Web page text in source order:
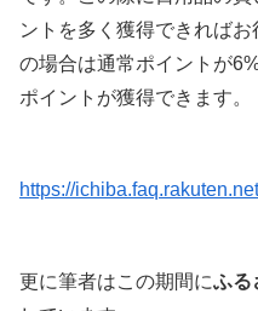
の場合は通常ポイントが
ポイントが獲得できます。